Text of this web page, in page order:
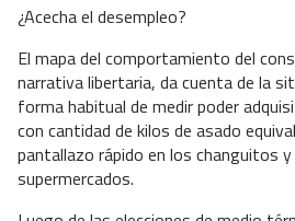
¿Acecha el desempleo?
El mapa del comportamiento del
narrativa libertaria, da cuenta de la
forma habitual de medir poder
con cantidad de kilos de asado
pantallazo rápido en los changuitos y
supermercados.